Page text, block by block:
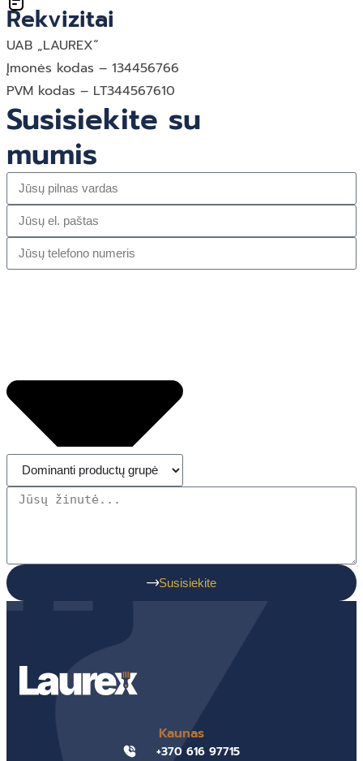
Rekvizitai
UAB „LAUREX“
Įmonės kodas – 134456766
PVM kodas – LT344567610
Susisiekite su
mumis
Susisiekite
Kaunas
+370 616 97715